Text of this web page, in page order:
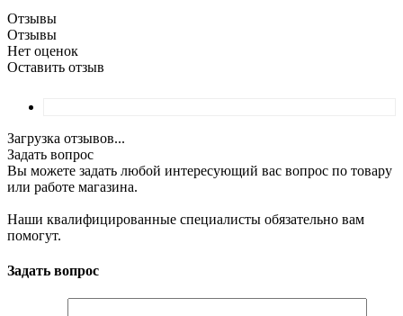
Отзывы
Отзывы
Нет оценок
Оставить отзыв
Загрузка отзывов...
Задать вопрос
Вы можете задать любой интересующий вас вопрос по товару
или работе магазина.
Наши квалифицированные специалисты обязательно вам
помогут.
Задать вопрос